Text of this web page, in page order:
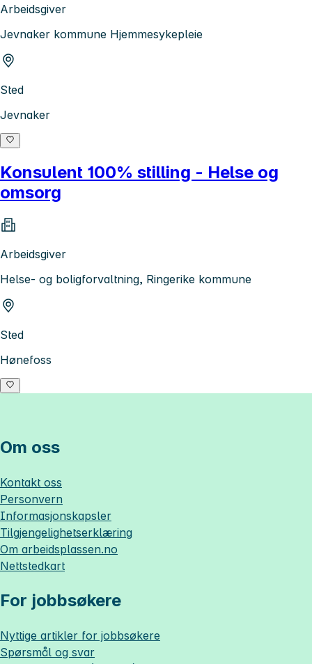
Arbeidsgiver
Jevnaker kommune Hjemmesykepleie
Sted
Jevnaker
Konsulent 100% stilling - Helse og
omsorg
Arbeidsgiver
Helse- og boligforvaltning, Ringerike kommune
Sted
Hønefoss
Om oss
Kontakt oss
Personvern
Informasjonskapsler
Tilgjengelighetserklæring
Om arbeidsplassen.no
Nettstedkart
For jobbsøkere
Nyttige artikler for jobbsøkere
Spørsmål og svar